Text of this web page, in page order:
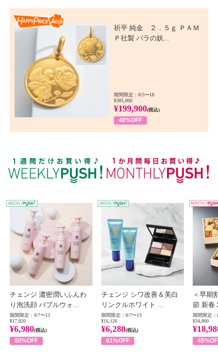
祈平 純金 ２．５ｇ ＰＡＭ
Ｐ社製 バラの妖...
期間限定：8/5〜18
¥385,000
¥199,900(税込)
48%OFF
WEEKLY PUSH
チェンジ 濃密潤いふんわ
り泡洗顔 バブルウォ...
期間限定：8/7〜13
¥17,820
¥6,980(税込)
60%OFF
チェンジ シワ改善＆美白
リンクルホワイト ...
期間限定：8/7〜13
¥16,126
¥6,280(税込)
61%OFF
＜早期
節 新春
期間限定：
¥34,800